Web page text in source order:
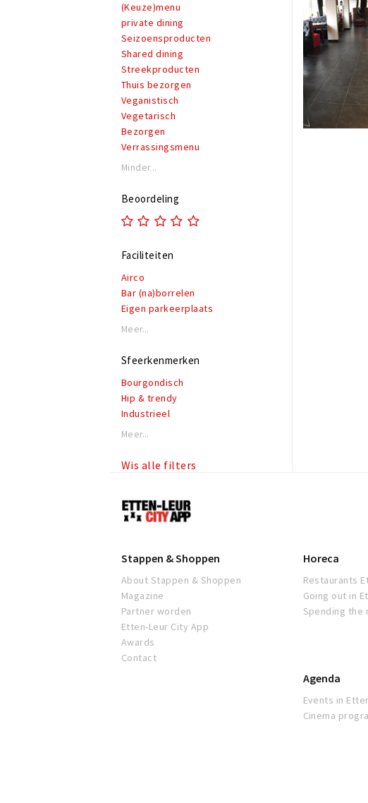
(Keuze)menu
private dining
Seizoensproducten
Shared dining
Streekproducten
Thuis bezorgen
Veganistisch
Vegetarisch
Bezorgen
Verrassingsmenu
Minder...
Beoordeling
Faciliteiten
Airco
Bar (na)borrelen
Eigen parkeerplaats
Garderobe
Rolstoeltoegankelijk
Kindvriendelijk
Private dining
Rookruimte
Reserveren mogelijk
Te huur voor privé gelegenheden
Meer...
Sfeerkenmerken
Bourgondisch
Hip & trendy
Industrieel
Klassiek
Romantisch
Zakelijk & formeel
Meer...
Wis alle filters
Etten-
Leur
Stappen & Shoppen
About Stappen & Shoppen
Magazine
Partner worden
Etten-Leur City App
Awards
Contact
Horeca
Restaurants
Going out in
Spending the
Agenda
Events in
Cinema